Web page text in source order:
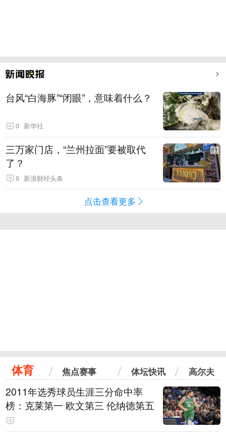
台风“白海豚”“闭眼”，意味着什么？
0 新华社
三万家门店，“兰州拉面”要被取代
了？
9 新浪财经头条
点击查看更多
体育 焦点赛事 体坛快讯 高尔夫
2011年选秀球员生涯三分命中率
榜：克莱第一 欧文第三 伦纳德第五